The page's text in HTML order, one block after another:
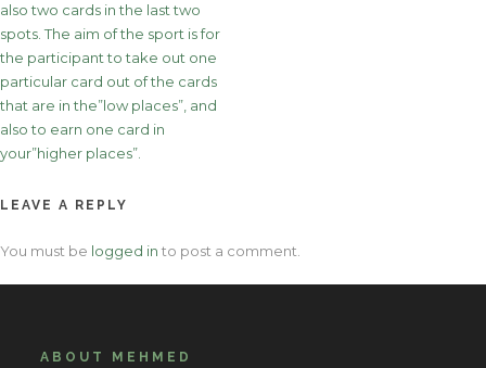
also two cards in the last two
spots. The aim of the sport is for
the participant to take out one
particular card out of the cards
that are in the”low places”, and
also to earn one card in
your”higher places”.
LEAVE A REPLY
You must be logged in to post a comment.
ABOUT MEHMED